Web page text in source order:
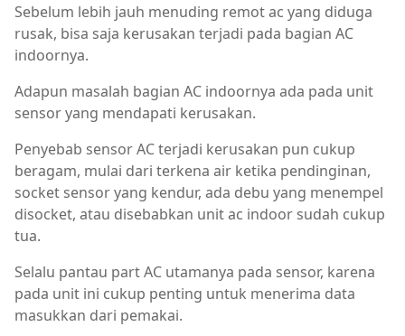
Sebelum lebih jauh menuding remot ac yang diduga
rusak, bisa saja kerusakan terjadi pada bagian AC
indoornya.
Adapun masalah bagian AC indoornya ada pada unit
sensor yang mendapati kerusakan.
Penyebab sensor AC terjadi kerusakan pun cukup
beragam, mulai dari terkena air ketika pendinginan,
socket sensor yang kendur, ada debu yang menempel
disocket, atau disebabkan unit ac indoor sudah cukup
tua.
Selalu pantau part AC utamanya pada sensor, karena
pada unit ini cukup penting untuk menerima data
masukkan dari pemakai.